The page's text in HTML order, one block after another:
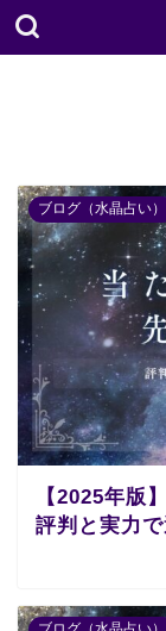
ブログ（水晶占い）
【2025年版
評判と実力